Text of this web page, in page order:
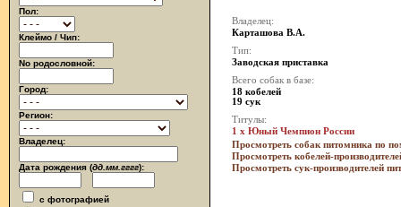
Пол:
Клеймо / Чип:
No родословной:
Город:
Регион:
Владелец:
Дата рождения (дд.мм.гггг):
с фотографией
Владелец:
Карташова В.А.
Тип:
Заводская приставка
Всего собак в базе:
18 кобелей
19 сук
Титулы:
1 x Юный Чемпион России
Просмотреть собак питомника по
Просмотреть кобелей-
Просмотреть сук-производителей